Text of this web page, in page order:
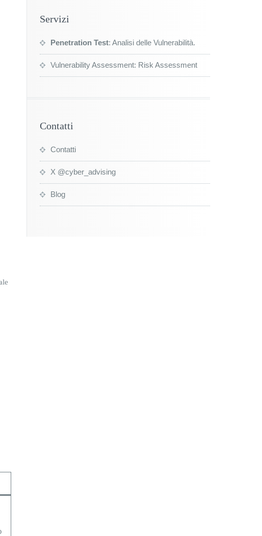
Servizi
Penetration Test: Analisi delle Vulnerabilità.
Vulnerability Assessment: Risk Assessment
Contatti
Contatti
X @cyber_advising
Blog